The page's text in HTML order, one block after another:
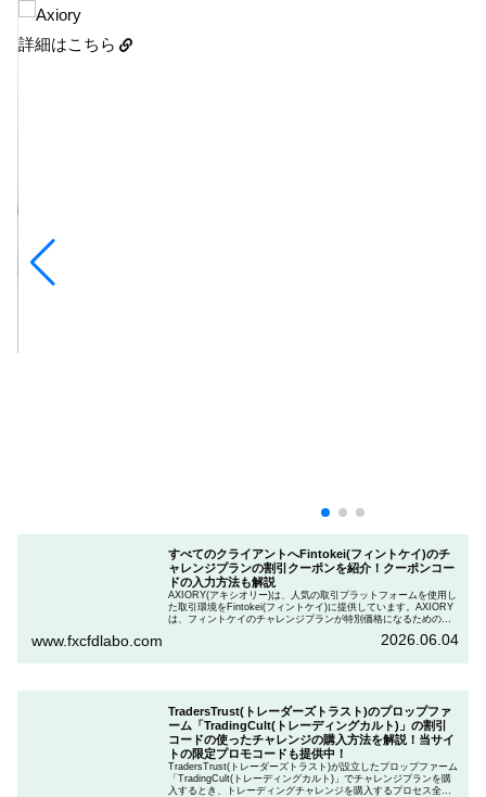
詳細はこちら
すべてのクライアントへFintokei(フィントケイ)のチ
ャレンジプランの割引クーポンを紹介！クーポンコー
ドの入力方法も解説
AXIORY(アキシオリー)は、人気の取引プラットフォームを使用し
た取引環境をFintokei(フィントケイ)に提供しています。AXIORY
は、フィントケイのチャレンジプランが特別価格になるためのク
ランを申し込むときのクーポンコードを入力して割引にする方法
www.fxcfdlabo.com 2026.06.04
TradersTrust(トレーダーズトラスト)のプロップファ
ーム「TradingCult(トレーディングカルト)」の割引
コードの使ったチャレンジの購入方法を解説！当サイ
トの限定プロモコードも提供中！
TradersTrust(トレーダーズトラスト)が設立したプロップファーム
「TradingCult(トレーディングカルト)」でチャレンジプランを購
入するとき、トレーディングチャレンジを購入するプロセス全体